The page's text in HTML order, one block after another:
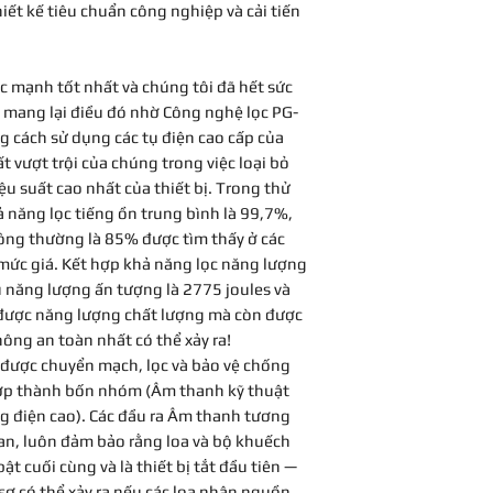
kế tiêu chuẩn công nghiệp và cải tiến
mạnh tốt nhất và chúng tôi đã hết sức
lại điều đó nhờ Công nghệ lọc PG-
cách sử dụng các tụ điện cao cấp của
vượt trội của chúng trong việc loại bỏ
suất cao nhất của thiết bị. Trong thử
năng lọc tiếng ồn trung bình là 99,7%,
thường là 85% được tìm thấy ở các
giá. Kết hợp khả năng lọc năng lượng
lượng ấn tượng là 2775 joules và
năng lượng chất lượng mà còn được
an toàn nhất có thể xảy ra!
chuyển mạch, lọc và bảo vệ chống
thành bốn nhóm (Âm thanh kỹ thuật
điện cao). Các đầu ra Âm thanh tương
luôn đảm bảo rằng loa và bộ khuếch
cuối cùng và là thiết bị tắt đầu tiên —